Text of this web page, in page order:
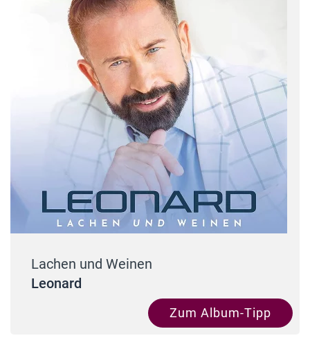
Lachen und Weinen
Leonard
Zum Album-Tipp